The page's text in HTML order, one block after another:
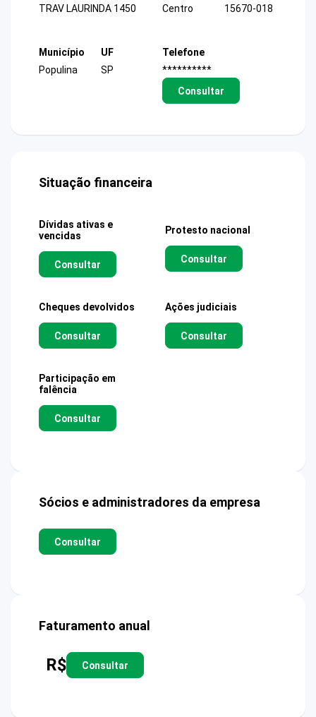
TRAV LAURINDA 1450
Centro
15670-018
Município
Populina
UF
SP
Telefone
**********
Consultar
Situação financeira
Dívidas ativas e
vencidas
Consultar
Protesto nacional
Consultar
Cheques devolvidos
Consultar
Ações judiciais
Consultar
Participação em
falência
Consultar
Sócios e administradores da empresa
Consultar
Faturamento anual
R$ Consultar